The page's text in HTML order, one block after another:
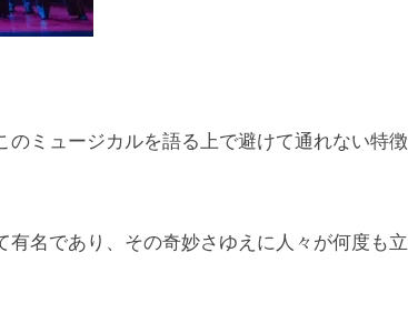
ミュージカルを語る上で避けて通れない特徴
名であり、その奇妙さゆえに人々が何度も立